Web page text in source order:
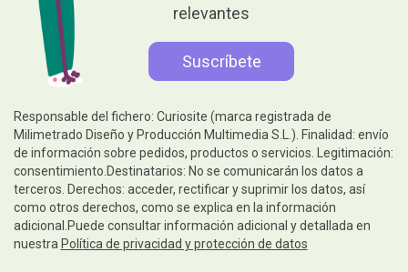
relevantes
Responsable del fichero: Curiosite (marca registrada de
Milimetrado Diseño y Producción Multimedia S.L.). Finalidad: envío
de información sobre pedidos, productos o servicios. Legitimación:
consentimiento.Destinatarios: No se comunicarán los datos a
terceros. Derechos: acceder, rectificar y suprimir los datos, así
como otros derechos, como se explica en la información
adicional.Puede consultar información adicional y detallada en
nuestra Política de privacidad y protección de datos